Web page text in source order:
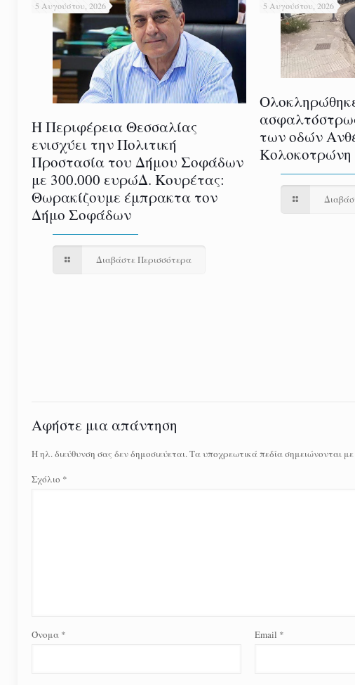
5 Αυγούστου, 2026
Η Περιφέρεια Θεσσαλίας
ενισχύει την Πολιτική
Προστασία του Δήμου Σοφάδων
με 300.000 ευρώΔ. Κουρέτας:
Θωρακίζουμε έμπρακτα τον
Δήμο Σοφάδων
Διαβάστε Περισσότερα
5 Αυγούστου, 2026
των οδών
Κολοκοτρώνη
Αφήστε μια απάντηση
Η ηλ. διεύθυνση σας δεν δημοσιεύεται.Τα υποχρεωτικά πεδία σημειώνονται με
Σχόλιο *
Όνομα * Email *